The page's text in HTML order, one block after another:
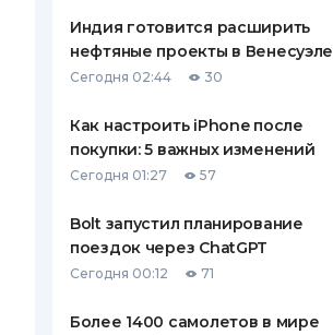
Индия готовится расширить
нефтяные проекты в Венесуэле
Сегодня 02:44 30
Как настроить iPhone после
покупки: 5 важных изменений
Сегодня 01:27 57
Bolt запустил планирование
поездок через ChatGPT
Сегодня 00:12 71
Более 1400 самолетов в мире